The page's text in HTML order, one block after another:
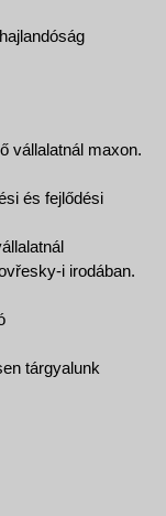
vállalatnál maxon.
és fejlődési
i irodában.
tárgyalunk